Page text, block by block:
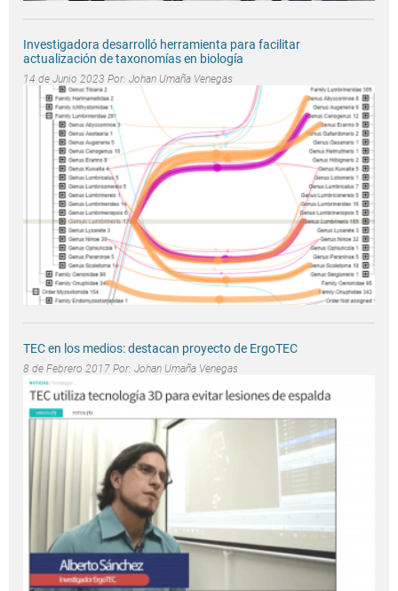
Investigadora desarrolló herramienta para facilitar
actualización de taxonomías en biología
14 de Junio 2023 Por: Johan Umaña Venegas
TEC en los medios: destacan proyecto de ErgoTEC
8 de Febrero 2017 Por: Johan Umaña Venegas